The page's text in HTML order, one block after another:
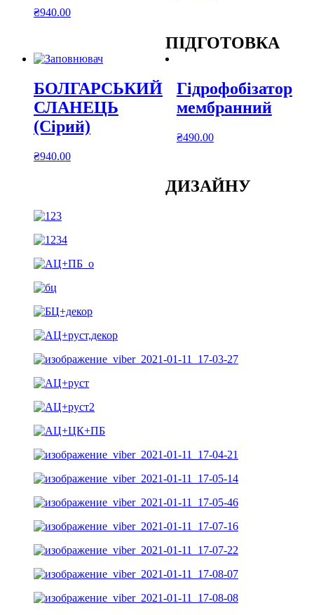
₴940.00
БОЛГАРСЬКИЙ
СЛАНЕЦЬ
(Сірий)
₴940.00
Гідрофобізатор
мембранний
₴490.00
ПІДГОТОВКА
ДИЗАЙНУ